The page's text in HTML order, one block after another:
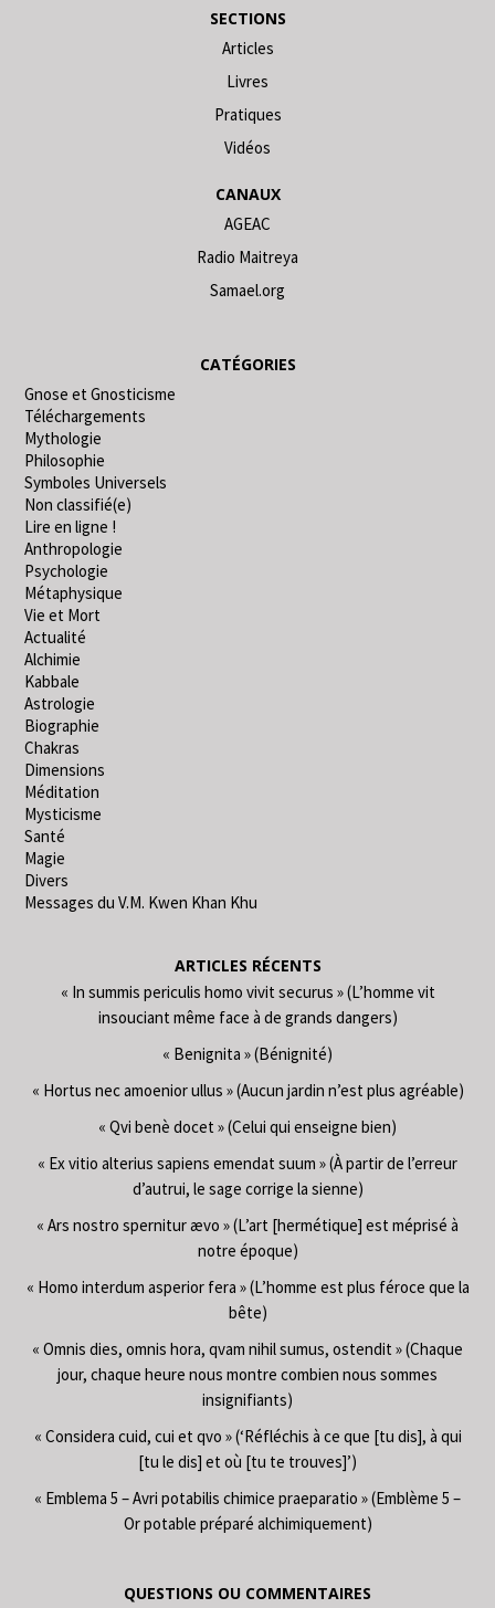
SECTIONS
Articles
Livres
Pratiques
Vidéos
CANAUX
AGEAC
Radio Maitreya
Samael.org
CATÉGORIES
Gnose et Gnosticisme
Téléchargements
Mythologie
Philosophie
Symboles Universels
Non classifié(e)
Lire en ligne !
Anthropologie
Psychologie
Métaphysique
Vie et Mort
Actualité
Alchimie
Kabbale
Astrologie
Biographie
Chakras
Dimensions
Méditation
Mysticisme
Santé
Magie
Divers
Messages du V.M. Kwen Khan Khu
ARTICLES RÉCENTS
« In summis periculis homo vivit securus » (L’homme vit
insouciant même face à de grands dangers)
« Benignita » (Bénignité)
« Hortus nec amoenior ullus » (Aucun jardin n’est plus agréable)
« Qvi benè docet » (Celui qui enseigne bien)
« Ex vitio alterius sapiens emendat suum » (À partir de l’erreur
d’autrui, le sage corrige la sienne)
« Ars nostro spernitur ævo » (L’art [hermétique] est méprisé à
notre époque)
« Homo interdum asperior fera » (L’homme est plus féroce que la
bête)
« Omnis dies, omnis hora, qvam nihil sumus, ostendit » (Chaque
jour, chaque heure nous montre combien nous sommes
insignifiants)
« Considera cuid, cui et qvo » (‘Réfléchis à ce que [tu dis], à qui
[tu le dis] et où [tu te trouves]’)
« Emblema 5 – Avri potabilis chimice praeparatio » (Emblème 5 –
Or potable préparé alchimiquement)
QUESTIONS OU COMMENTAIRES